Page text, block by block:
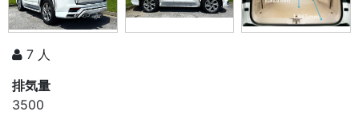
7 人
排気量
3500